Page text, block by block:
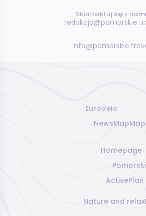
Skontaktuj się z
EuroVelo
NewsMapMap
Homepage
Active
Nature and relax